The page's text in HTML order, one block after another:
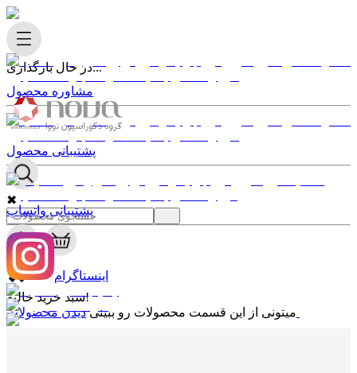
در حال بارگذاری...
✖
0
✖
سبد خرید خالیه!
میتونی از این قسمت محصولات رو ببینی
مشاوره محصول
پشتیبانی محصول
پشتیبانی واتساپ
اینستاگرام